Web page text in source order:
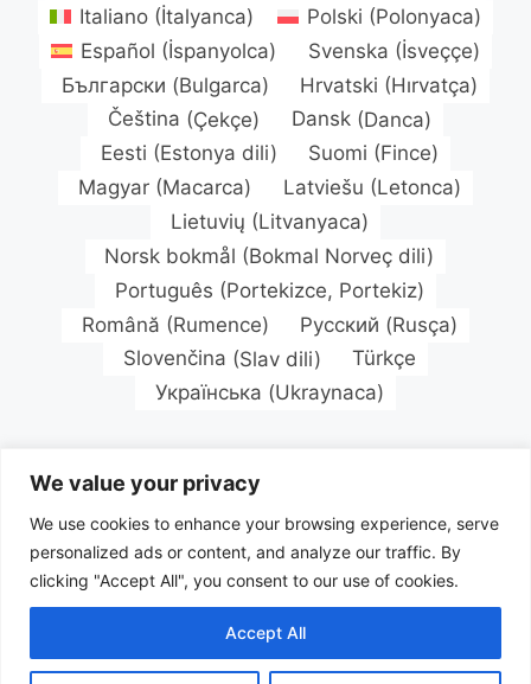
We value your privacy
We use cookies to enhance your browsing experience, serve
personalized ads or content, and analyze our traffic. By
clicking "Accept All", you consent to our use of cookies.
Accept All
Italiano (İtalyanca) Polski (Polonyaca)
Español (İspanyolca) Svenska (İsveççe)
Български (Bulgarca) Hrvatski (Hırvatça)
Čeština (Çekçe) Dansk(Danca)
Eesti (Estonya dili) Suomi (Fince)
Magyar (Macarca) Latviešu (Letonca)
Lietuvių (Litvanyaca)
Norsk bokmål (Bokmal Norveç dili)
Português (Portekizce, Portekiz)
Română (Rumence) Русский (Rusça)
Slovenčina (Slav dili)
Türkçe
Українська (Ukraynaca)